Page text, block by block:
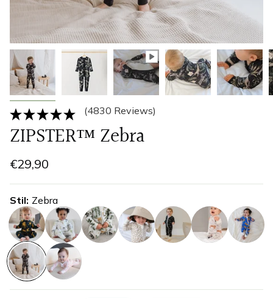
(4830 Reviews)
ZIPSTER™ Zebra
€29,90
Stil Zebra
gepard
grasendes-
zebra
zebra